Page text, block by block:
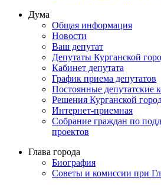
Дума
Общая информация
Новости
Ваш депутат
Депутаты Курганской
Кабинет депутата
График приема депутатов
Постоянные депутатские
Решения Курганской
Интернет-приемная
Собрание граждан по
проектов
Глава города
Биография
Советы и комиссии при